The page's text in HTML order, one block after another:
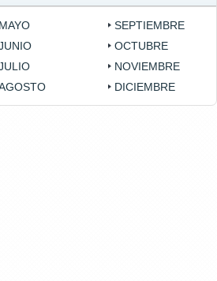
MAYO
SEPTIEMBRE
OCTUBRE
NOVIEMBRE
DICIEMBRE